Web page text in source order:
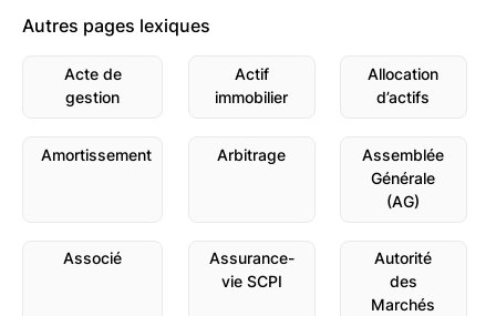
Autres pages lexiques
Acte de
gestion
Actif
immobilier
Allocation
d’actifs
Amortissement Arbitrage
Assemblée
Générale
(AG)
Associé
Assurance-
vie SCPI
Autorité
des
Marchés